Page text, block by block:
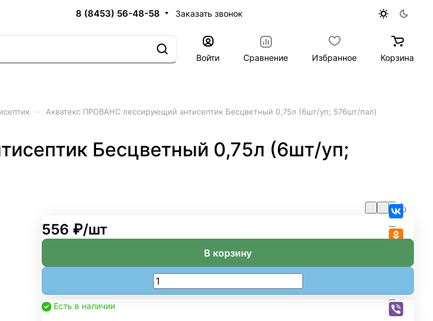
8 (8453) 56-48-58 Заказать звонок
Войти Сравнение Избранное Корзина
Акватекс ПРОВАНС лессирующий антисептик Бесцветный 0,75л (6шт/уп; 576шт/пал)
Бесцветный 0,75л (6шт/уп;
556 ₽/шт
В корзину
Есть в наличии